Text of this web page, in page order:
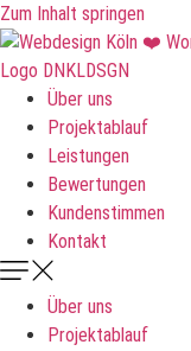
Zum Inhalt springen
Über uns
Projektablauf
Leistungen
Bewertungen
Kundenstimmen
Kontakt
Über uns
Projektablauf